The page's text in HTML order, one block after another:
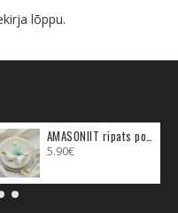
lõppu.
5.90€